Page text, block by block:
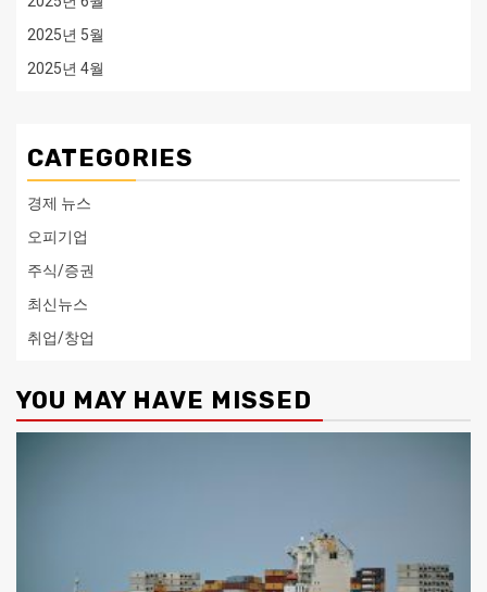
2025년 5월
2025년 4월
CATEGORIES
경제 뉴스
오피기업
주식/증권
최신뉴스
취업/창업
YOU MAY HAVE MISSED